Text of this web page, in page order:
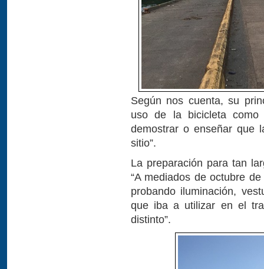
Según nos cuenta, su
uso de la bicicleta
demostrar o enseñar que
sitio”.
La preparación para tan
“A mediados de octubre
probando iluminación,
que iba a utilizar en el
distinto”.